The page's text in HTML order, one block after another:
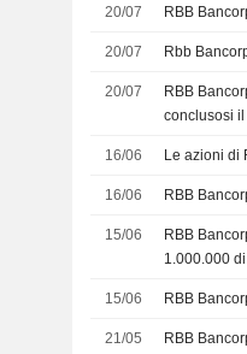
20/07 RBB
20/07 Rbb
20/07
RBB
conclusosi
16/06 Le azioni di
16/06 RBB
15/06
RBB
1.000.000
15/06 RBB
21/05 RBB